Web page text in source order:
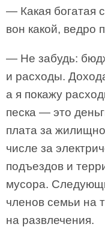
— Какая богатая
вон какой, ведро
— Не забудь:
и расходы.
а я покажу
песка — это
плата за
числе за
подъездов и
мусора.
членов семьи на
на развлечения.